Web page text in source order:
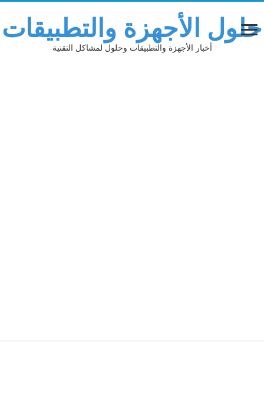
حلول الأجهزة والتطبيقات
أخبار الأجهزة والتطبيقات وحلول لمشاكل التقنية